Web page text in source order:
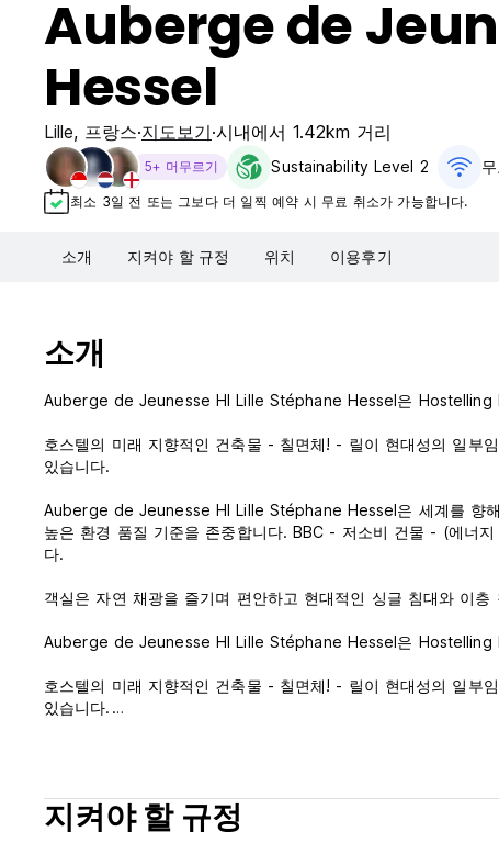
Auberge de
Hessel
Lille, 프랑스 지도보기 시내에서 1.42km 거리
5+ 머무르기 Sustainability Level 2
최소 3일 전 또는 그보다 더 일찍 예약 시 무료 취소가 가능합니다.
소개 지켜야 할 규정 위치 이용후기
소개
Auberge de Jeunesse HI Lille Stéphane Hessel은 Hostelling
호스텔의 미래 지향적인 건축물 - 칠면체! - 릴이 현대성의 일부
있습니다.
Auberge de Jeunesse HI Lille Stéphane Hessel은 세계를 향
높은 환경 품질 기준을 존중합니다. BBC - 저소비 건물 - (에너
다.
객실은 자연 채광을 즐기며 편안하고 현대적인 싱글 침대와 이층
Auberge de Jeunesse HI Lille Stéphane Hessel은 Hostelling
호스텔의 미래 지향적인 건축물 - 칠면체! - 릴이 현대성의 일부
있습니다.
Auberge de Jeunesse HI Lille Stéphane Hessel은 세계를 향
높은 환경 품질 기준을 존중합니다. BBC - 저소비 건물 - (에너
다.
지켜야 할 규정